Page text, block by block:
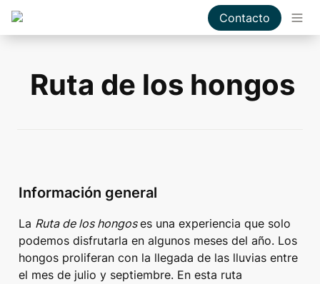
Contacto
Ruta de los hongos
Información general
La Ruta de los hongos es una experiencia que solo
podemos disfrutarla en algunos meses del año. Los
hongos proliferan con la llegada de las lluvias entre
el mes de julio y septiembre. En esta ruta